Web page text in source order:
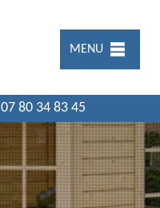
MENU
07 80 34 83 45